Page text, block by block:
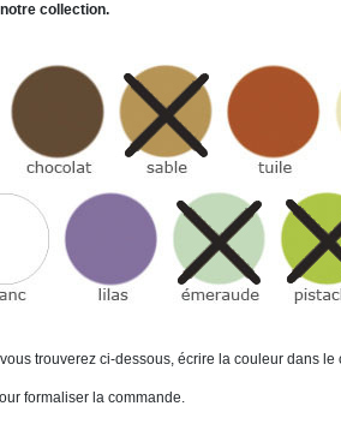
collection.
trouverez ci-dessous, écrire la couleur dans
formaliser la commande.